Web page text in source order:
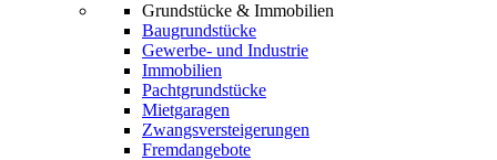
Grundstücke & Immobilien
Baugrundstücke
Gewerbe- und Industrie
Immobilien
Pachtgrundstücke
Mietgaragen
Zwangsversteigerungen
Fremdangebote